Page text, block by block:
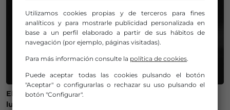
El Gobierno lanza un visor web para encontrar el mejor
lugar donde ver el eclipse solar del 12 de agosto
Utilizamos cookies propias y de terceros para fines
analíticos y para mostrarle publicidad personalizada en
base a un perfil elaborado a partir de sus hábitos de
navegación (por ejemplo, páginas visitadas).
Para más información consulte la política de cookies.
Puede aceptar todas las cookies pulsando el botón
"Aceptar" o configurarlas o rechazar su uso pulsando el
botón "Configurar".